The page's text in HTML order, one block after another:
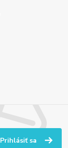
Prihlásiť sa